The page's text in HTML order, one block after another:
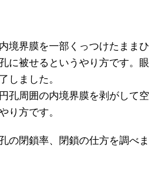
境界膜を一部くっつけたままひ
に被せるというやり方です。眼
しました。
孔周囲の内境界膜を剥がして空
り方です。
の閉鎖率、閉鎖の仕方を調べま